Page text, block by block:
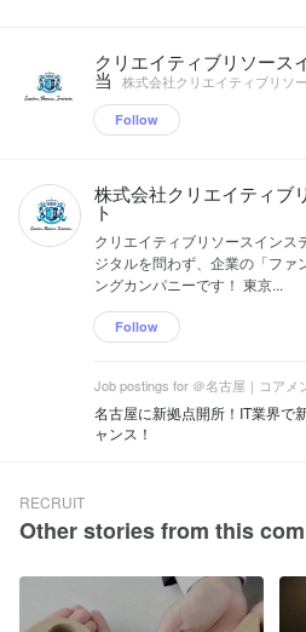
クリエイティブリソース
当 株式会社クリエイティブリソ
Follow
株式会社クリエイティブ
ト
クリエイティブリソースイン
ジタルを問わず、企業の「ファ
ングカンパニーです！ 東京...
Follow
Job postings for ＠名古屋｜コアメ
名古屋に新拠点開所！IT業界で
ャンス！
RECRUIT
Other stories from this